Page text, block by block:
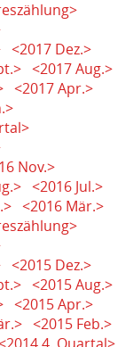
<2017 Dez.>
<2017 Aug.>
<2017 Apr.>
Nov.>
<2016 Jul.>
<2016 Mär.>
<2015 Dez.>
<2015 Aug.>
<2015 Apr.>
<2015 Feb.>